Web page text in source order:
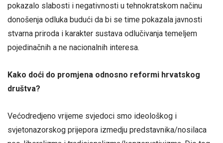
pokazalo slabosti i negativnosti u tehnokratskom načinu
donošenja odluka budući da bi se time pokazala javnosti
stvarna priroda i karakter sustava odlučivanja temeljem
pojedinačnih a ne nacionalnih interesa.
Kako doći do promjena odnosno reformi hrvatskog
društva?
Većodredjeno vrijeme svjedoci smo ideološkog i
svjetonazorskog prijepora izmedju predstavnika/nosilaca